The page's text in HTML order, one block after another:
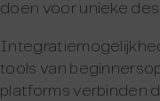
doen voor unieke
tools van
platforms verbinden